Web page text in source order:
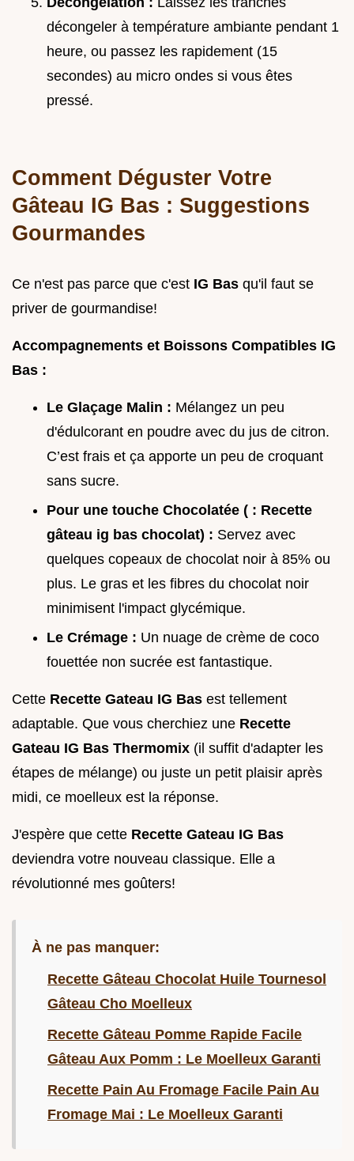
décongeler à température ambiante pendant 1
heure, ou passez les rapidement (15
secondes) au micro ondes si vous êtes
pressé.
Comment Déguster Votre
Gâteau IG Bas : Suggestions
Gourmandes
Ce n'est pas parce que c'est IG Bas qu'il faut se
priver de gourmandise!
Accompagnements et Boissons Compatibles IG
Bas :
Le Glaçage Malin : Mélangez un peu
d'édulcorant en poudre avec du jus de citron.
C’est frais et ça apporte un peu de croquant
sans sucre.
Pour une touche Chocolatée ( : Recette
gâteau ig bas chocolat) : Servez avec
quelques copeaux de chocolat noir à 85% ou
plus. Le gras et les fibres du chocolat noir
minimisent l'impact glycémique.
Le Crémage : Un nuage de crème de coco
fouettée non sucrée est fantastique.
Cette Recette Gateau IG Bas est tellement
adaptable. Que vous cherchiez une Recette
Gateau IG Bas Thermomix (il suffit d'adapter les
étapes de mélange) ou juste un petit plaisir après
midi, ce moelleux est la réponse.
J'espère que cette Recette Gateau IG Bas
deviendra votre nouveau classique. Elle a
révolutionné mes goûters!
À ne pas manquer:
Recette Gâteau Chocolat Huile Tournesol
Gâteau Cho Moelleux
Recette Gâteau Pomme Rapide Facile
Gâteau Aux Pomm : Le Moelleux Garanti
Recette Pain Au Fromage Facile Pain Au
Fromage Mai : Le Moelleux Garanti